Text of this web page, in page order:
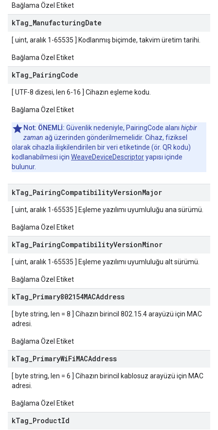
Bağlama Özel Etiket
kTag ManufacturingDate
[ uint, aralık 1-65535 ] Kodlanmış biçimde, takvim üretim tarihi.
Bağlama Özel Etiket
kTag PairingCode
[ UTF-8 dizesi, len 6-16 ] Cihazın eşleme kodu.
Bağlama Özel Etiket
Not: ÖNEMLİ: Güvenlik nedeniyle, PairingCode alanı hiçbir
zaman ağ üzerinden gönderilmemelidir. Cihaz, fiziksel
olarak cihazla ilişkilendirilen bir veri etiketinde (ör. QR kodu)
kodlanabilmesi için WeaveDeviceDescriptoryapısı içinde
bulunur.
kTag PairingCompatibilityVersionMajor
[ uint, aralık 1-65535 ] Eşleme yazılımı uyumluluğu ana sürümü.
Bağlama Özel Etiket
kTag PairingCompatibilityVersionMinor
[ uint, aralık 1-65535 ] Eşleme yazılımı uyumluluğu alt sürümü.
Bağlama Özel Etiket
kTag Primary802154MACAddress
[ byte string, len = 8 ] Cihazın birincil 802.15.4 arayüzü için MAC
adresi.
Bağlama Özel Etiket
kTag PrimaryWiFiMACAddress
[ byte string, len = 6 ] Cihazın birincil kablosuz arayüzü için MAC
adresi.
Bağlama Özel Etiket
kTag ProductId